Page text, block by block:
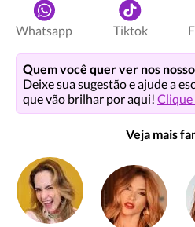
Whatsapp Tiktok
Quem você quer ver nos
Deixe sua sugestão e ajude a
que vão brilhar por aqui! Clique
Veja mais